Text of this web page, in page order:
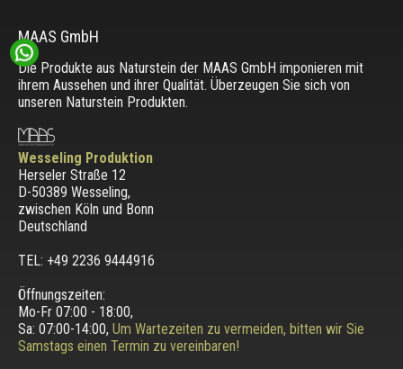
MAAS GmbH
Die Produkte aus Naturstein der MAAS GmbH imponieren mit
ihrem Aussehen und ihrer Qualität. Überzeugen Sie sich von
unseren Naturstein Produkten.
Wesseling Produktion
Herseler Straße 12
D-50389 Wesseling,
zwischen Köln und Bonn
Deutschland
TEL: +49 2236 9444916
Öffnungszeiten:
Mo-Fr 07:00 - 18:00,
Sa: 07:00-14:00, Um Wartezeiten zu vermeiden, bitten wir Sie
Samstags einen Termin zu vereinbaren!